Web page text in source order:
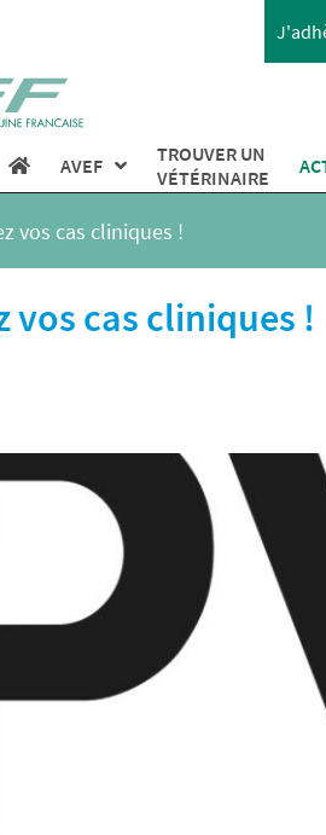
AVEF
TROUVER UN
VÉTÉRINAIRE
vos cas cliniques !
vos cas cliniques !